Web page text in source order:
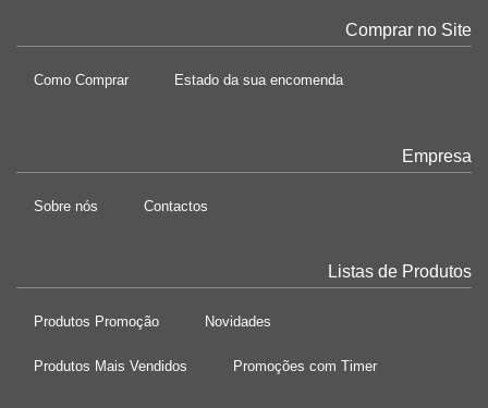
Comprar no Site
Como Comprar Estado da sua encomenda
Empresa
Sobre nós Contactos
Listas de Produtos
Produtos Promoção Novidades
Produtos Mais Vendidos Promoções com Timer